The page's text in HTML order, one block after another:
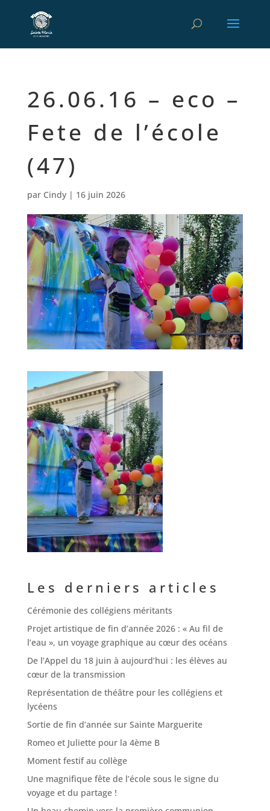
26.06.16 – eco –
Fete de l’école
(47)
par Cindy| 16 juin 2026
Les derniers articles
Cérémonie des collégiens méritants
Projet artistique de fin d’année 2026 : « Au fil de
l’eau », un voyage graphique au cœur des océans
De l’Appel du 18 juin à aujourd’hui : les élèves au
cœur de la transmission
Représentation de théâtre pour les collégiens et
lycéens
Sortie de fin d’année sur Sainte Marguerite
Romeo et Juliette pour la 4ème B
Moment festif au collège
Une magnifique fête de l’école sous le signe du
voyage et du partage !